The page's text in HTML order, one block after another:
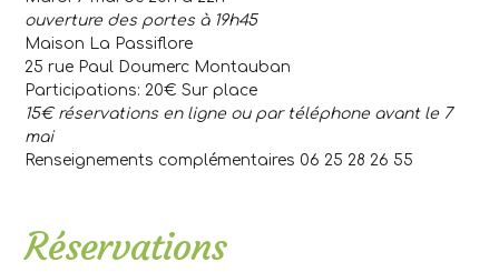
ouverture des portes à 19h45
Maison La Passiflore
25 rue Paul Doumerc Montauban
Participations: 20€ Sur place
15€ réservations en ligne ou par téléphone avant le 7
mai
Renseignements complémentaires 06 25 28 26 55
Réservations